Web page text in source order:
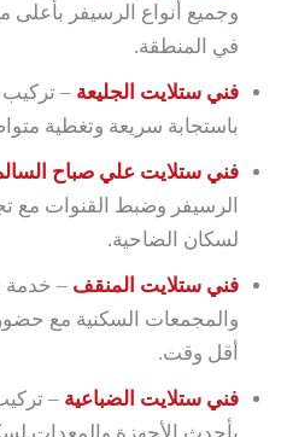
وجميع أنواع الرسيفر بأعلى
في المنطقة.
فني ستلايت الجليعة – تركيب
باستجابة سريعة وتغطية
فني ستلايت علي صباح
الرسيفر وضبط القنوات مع
لسكان الضاحية.
فني ستلايت المنقف – خدمة
والمجمعات السكنية مع
أقل وقت.
فني ستلايت الضباعية –